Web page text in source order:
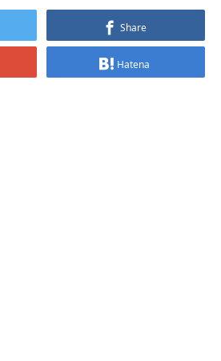
Share
Hatena